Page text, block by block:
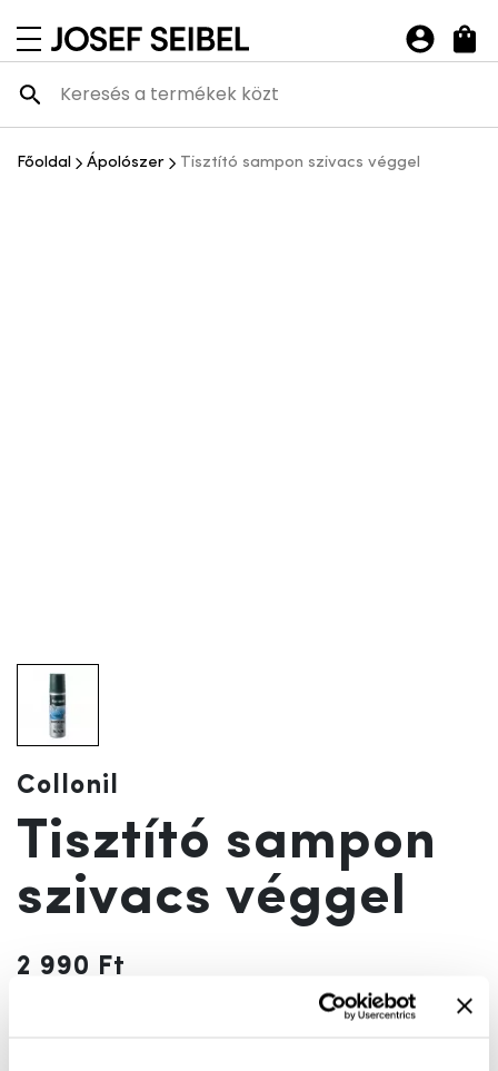
navigációs menü megnyitása
Josef Seibel Webshop
Főoldal Ápolószer Tisztító sampon szivacs véggel
Collonil
Tisztító sampon
szivacs véggel
2 990 Ft